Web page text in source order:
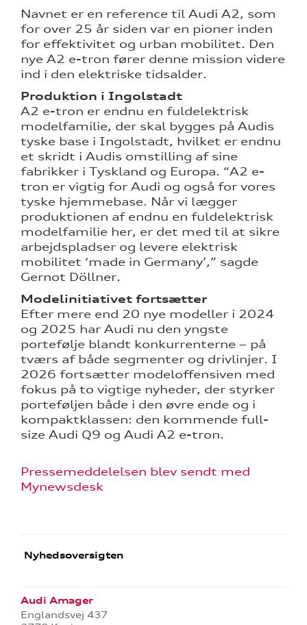
Navnet er en reference til Audi A2, som
for over 25 år siden var en pioner inden
for effektivitet og urban mobilitet. Den
nye A2 e-tron fører denne mission videre
ind i den elektriske tidsalder.
Produktion i Ingolstadt
A2 e-tron er endnu en fuldelektrisk
modelfamilie, der skal bygges på Audis
tyske base i Ingolstadt, hvilket er endnu
et skridt i Audis omstilling af sine
fabrikker i Tyskland og Europa. “A2 e-
tron er vigtig for Audi og også for vores
tyske hjemmebase. Når vi lægger
produktionen af endnu en fuldelektrisk
modelfamilie her, er det med til at sikre
arbejdspladser og levere elektrisk
mobilitet ‘made in Germany’,” sagde
Gernot Döllner.
Modelinitiativet fortsætter
Efter mere end 20 nye modeller i 2024
og 2025 har Audi nu den yngste
portefølje blandt konkurrenterne – på
tværs af både segmenter og drivlinjer. I
2026 fortsætter modeloffensiven med
fokus på to vigtige nyheder, der styrker
porteføljen både i den øvre ende og i
kompaktklassen: den kommende full-
size Audi Q9 og Audi A2 e-tron.
Pressemeddelelsen blev sendt med
Mynewsdesk
Nyhedsoversigten
Audi Amager
Englandsvej 437